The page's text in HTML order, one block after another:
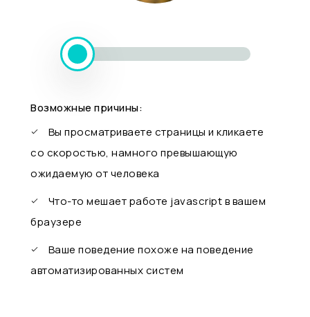
Возможные причины:
Вы просматриваете страницы и кликаете
со скоростью, намного превышающую
ожидаемую от человека
Что-то мешает работе javascript в вашем
браузере
Ваше поведение похоже на поведение
автоматизированных систем